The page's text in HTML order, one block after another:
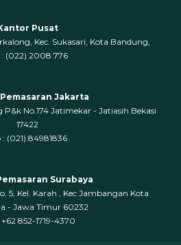
Pusat
Kec. Sukasari, Kota Bandung,
: (022) 2008 776
Jakarta
No.174 Jatimekar - Jatiasih Bekasi
17422
: (021) 84981836
Surabaya
5, Kel. Karah , Kec Jambangan Kota
- Jawa Timur 60232
852-1719-4370